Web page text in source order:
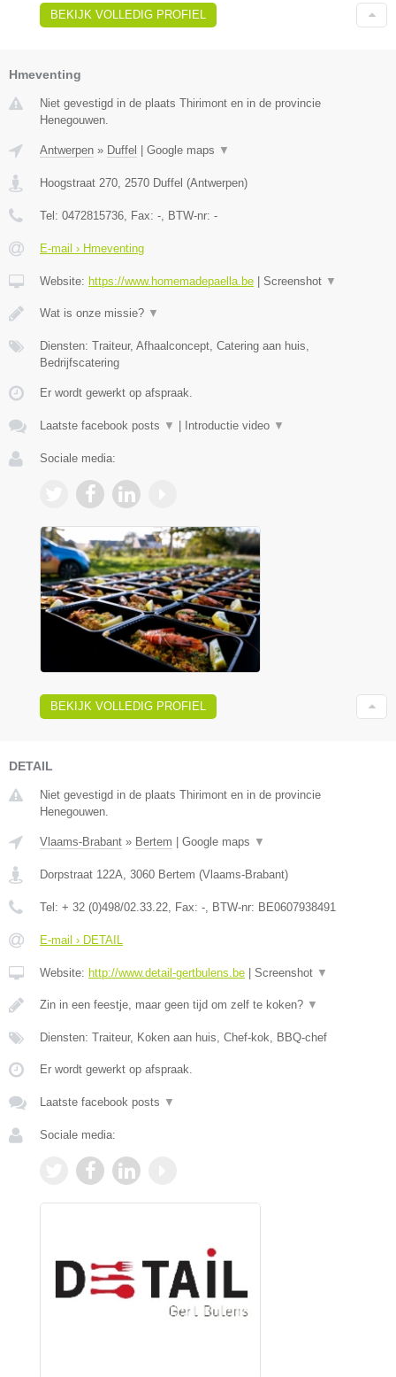
BEKIJK VOLLEDIG PROFIEL
Hmeventing
Niet gevestigd in de plaats Thirimont en in de provincie
Henegouwen.
Antwerpen » Duffel Google maps ▼
Hoogstraat 270 2570 Duffel (Antwerpen)
Tel: 0472815736 , Fax: - , BTW-nr: -
E-mail › Hmeventing
Website: https://www.homemadepaella.be Screenshot ▼
Wat is onze missie? ▼
Diensten: Traiteur, Afhaalconcept, Catering aan huis,
Bedrijfscatering
Er wordt gewerkt op afspraak.
Laatste facebook posts ▼ Introductie video ▼
Sociale media:
BEKIJK VOLLEDIG PROFIEL
DETAIL
Niet gevestigd in de plaats Thirimont en in de provincie
Henegouwen.
Vlaams-Brabant » Bertem Google maps ▼
Dorpstraat 122A, 3060 Bertem (Vlaams-Brabant)
Tel: + 32 (0)498/02.33.22, Fax: -, BTW-nr: BE0607938491
E-mail › DETAIL
Website: http://www.detail-gertbulens.be Screenshot ▼
Zin in een feestje, maar geen tijd om zelf te koken? ▼
Diensten: Traiteur, Koken aan huis, Chef-kok, BBQ-chef
Er wordt gewerkt op afspraak.
Laatste facebook posts ▼
Sociale media: